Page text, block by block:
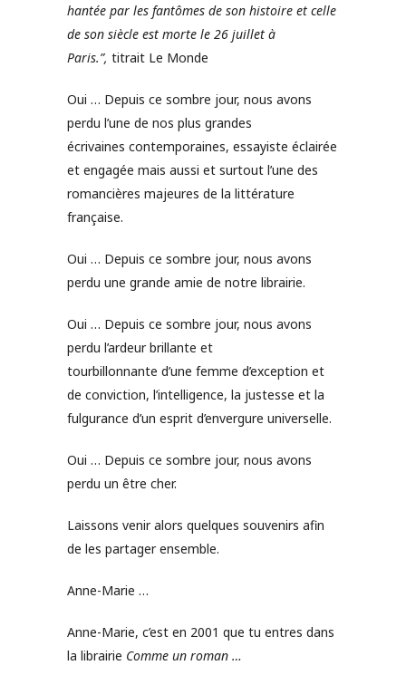
hantée par les fantômes de son histoire et celle
de son siècle est morte le 26 juillet à
Paris.”, titrait Le Monde
Oui … Depuis ce sombre jour, nous avons
perdu l’une de nos plus grandes
écrivaines contemporaines, essayiste éclairée
et engagée mais aussi et surtout l’une des
romancières majeures de la littérature
française.
Oui … Depuis ce sombre jour, nous avons
perdu une grande amie de notre librairie.
Oui … Depuis ce sombre jour, nous avons
perdu l’ardeur brillante et
tourbillonnante d’une femme d’exception et
de conviction, l’intelligence, la justesse et la
fulgurance d’un esprit d’envergure universelle.
Oui … Depuis ce sombre jour, nous avons
perdu un être cher.
Laissons venir alors quelques souvenirs afin
de les partager ensemble.
Anne-Marie …
Anne-Marie, c’est en 2001 que tu entres dans
la librairie Comme un roman …